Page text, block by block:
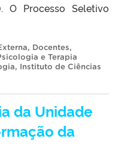
O Processo Seletivo
, Docentes,
e Terapia
, Instituto de Ciências
da Unidade
da